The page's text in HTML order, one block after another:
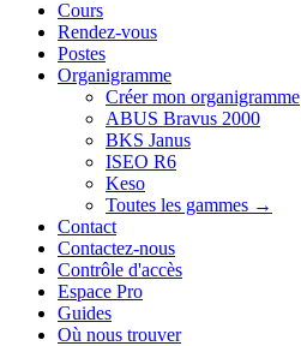
Cours
Rendez-vous
Postes
Organigramme
Créer mon organigramme
ABUS Bravus 2000
BKS Janus
ISEO R6
Keso
Toutes les gammes →
Contact
Contactez-nous
Contrôle d'accès
Espace Pro
Guides
Où nous trouver